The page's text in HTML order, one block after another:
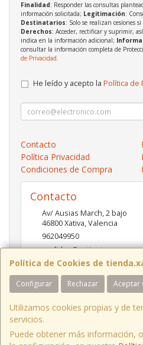
Política de Cookies de
Configurar Rechazar Aceptar
Utilizamos cookies propias y de
servicios.
Puede obtener más información,
Finalidad: Responder las consultas
información solicitada; Legitimación:
Destinatarios: Solo se realizan cesiones
Derechos: Acceder, rectificar y suprimir,
indica en la información adicional;
consultar la información completa de
de Privacidad.
He leído y acepto la Política de
Contacto
Política Privacidad
Condiciones de Compra
Contacto
Av/ Ausias March, 2 bajo
46800Xativa,Valencia
962049950
pedidos@xatinet.com
Horario
9-13:30 16:30-19:30